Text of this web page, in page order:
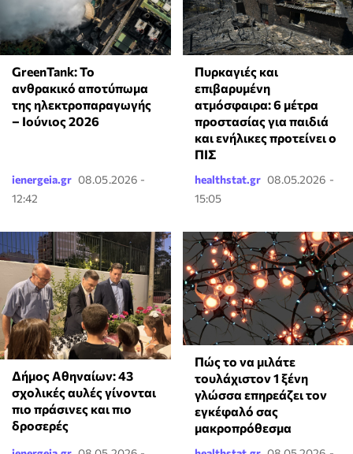
GreenTank: Το
ανθρακικό αποτύπωμα
της ηλεκτροπαραγωγής
– Ιούνιος 2026
ienergeia.gr 08.05.2026 -
12:42
Πυρκαγιές και
επιβαρυμένη
ατμόσφαιρα: 6 μέτρα
προστασίας για παιδιά
και ενήλικες προτείνει ο
ΠΙΣ
healthstat.gr 08.05.2026 -
15:05
Δήμος Αθηναίων: 43
σχολικές αυλές γίνονται
πιο πράσινες και πιο
δροσερές
⁠Πώς το να μιλάτε
τουλάχιστον 1 ξένη
γλώσσα επηρεάζει τον
εγκέφαλό σας
μακροπρόθεσμα